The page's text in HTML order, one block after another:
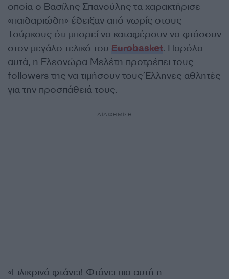
οποία ο Βασίλης Σπανούλης τα χαρακτήρισε
«παιδαριώδη» έδειξαν από νωρίς στους
Τούρκους ότι μπορεί να καταφέρουν να φτάσουν
στον μεγάλο τελικό του Eurobasket. Παρόλα
αυτά, η Ελεονώρα Μελέτη προτρέπει τους
followers της να τιμήσουν τους Έλληνες αθλητές
για την προσπάθειά τους.
ΔΙΑΦΗΜΙΣΗ
«Ειλικρινά φτάνει! Φτάνει πια αυτή η